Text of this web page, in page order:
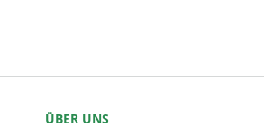
ÜBER UNS